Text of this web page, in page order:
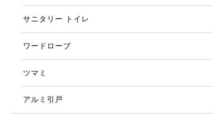
サニタリー トイレ
ワードローブ
ツマミ
アルミ引戸